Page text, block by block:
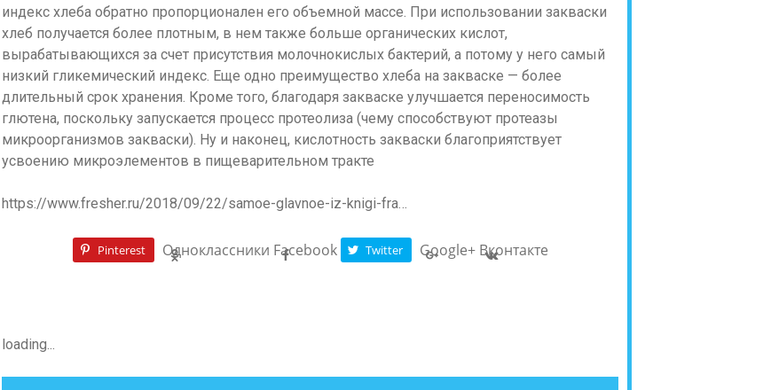
индекс хлеба обратно пропорционален его объемной массе. При использовании закваски
хлеб получается более плотным, в нем также больше органических кислот,
вырабатывающихся за счет присутствия молочнокислых бактерий, а потому у него самый
низкий гликемический индекс. Еще одно преимущество хлеба на закваске — более
длительный срок хранения. Кроме того, благодаря закваске улучшается переносимость
глютена, поскольку запускается процесс протеолиза (чему способствуют протеазы
микроорганизмов закваски). Ну и наконец, кислотность закваски благоприятствует
усвоению микроэлементов в пищеварительном тракте
https://www.fresher.ru/2018/09/22/samoe-glavnoe-iz-knigi-fra…
Pinterest Одноклассники Facebook Twitter Google+ Вконтакте
loading...